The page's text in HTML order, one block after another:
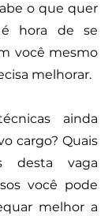
o que quer
é hora de se
você mesmo
melhorar.
ainda
cargo? Quais
desta vaga
você pode
melhor a